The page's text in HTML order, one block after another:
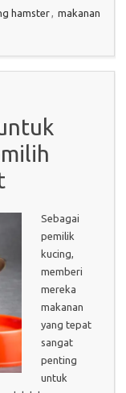
hamster
makanan
Sebagai
pemilik
kucing,
memberi
mereka
makanan
yang tepat
sangat
penting
untuk